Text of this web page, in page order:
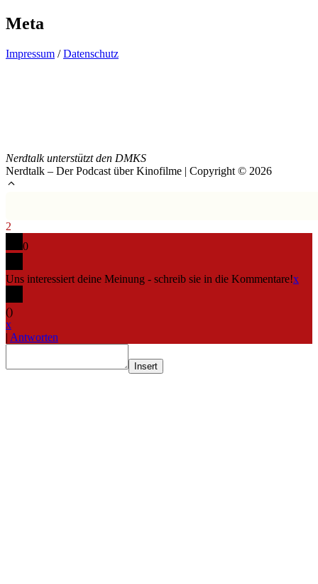
Meta
Impressum /Datenschutz
Nerdtalk unterstützt den DMKS
Nerdtalk – Der Podcast über Kinofilme | Copyright © 2026
2
0
Uns interessiert deine Meinung - schreib sie in die Kommentare!x
()
x
| Antworten
Insert